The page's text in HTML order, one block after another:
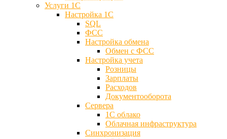
Услуги 1С
Настройка 1С
SQL
ФСС
Настройка обмена
Обмен с ФСС
Настройка учета
Розницы
Зарплаты
Расходов
Документооборота
Сервера
1С облако
Облачная инфраструктура
Синхронизация